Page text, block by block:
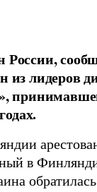
из лидеров
в